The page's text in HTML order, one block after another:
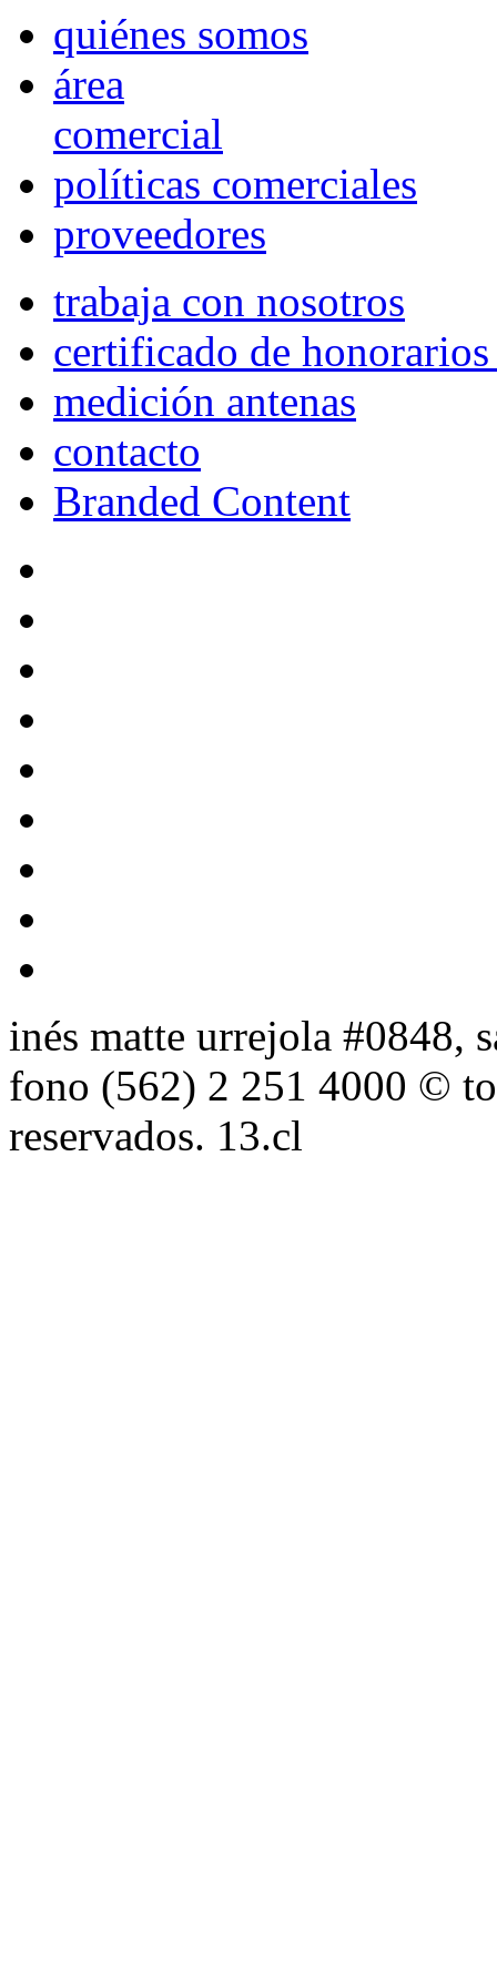
quiénes somos
área
comercial
políticas comerciales
proveedores
trabaja con nosotros
certificado de
medición antenas
contacto
Branded Content
inés matte urrejola #0848,
fono (562) 2 251 4000 ©
reservados. 13.cl